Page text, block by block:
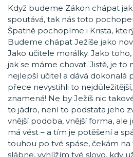
Když budeme Zákon chápat
spoutává, tak nás toto
Špatně pochopíme i Krista,
Budeme chápat Ježíše jako
Jako učitele morálky. Jako
jak se máme chovat. Jistě, je to
nejlepší učitel a dává dokonalá
přece nevystihli to
znamená! Ne by Ježíš nic
to jádro, není to podstata jeho
vnější podoba, vnější forma,
má vést – a tím je potěšení a
touhou po tvé spáse, čekám na
slábne, vyhlížím tvé slovo, kdy